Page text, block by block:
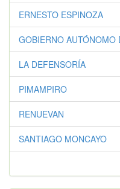
ERNESTO ESPINOZA
GOBIERNO AUTÓNOMO
LA DEFENSORÍA
PIMAMPIRO
RENUEVAN
SANTIAGO MONCAYO